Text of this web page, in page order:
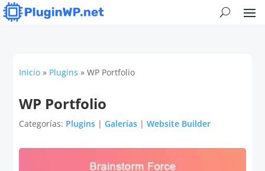
Inicio » Plugins »WP Portfolio
WP Portfolio
Categorías: Plugins |Galerías |Website Builder